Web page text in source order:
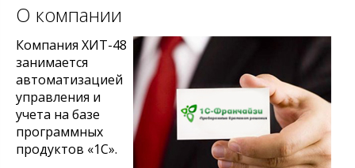
О компании
Компания ХИТ-48
занимается
автоматизацией
управления и
учета на базе
программных
продуктов «1С».